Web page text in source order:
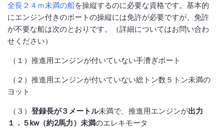
全長２４ｍ未満の船を操縦するのに必要な資格です。基本的
にエンジン付きのボートの操縦には免許が必要ですが、免許
が不要な船は次のとおりです。（詳細についてはお問い合わ
せください）
（１）推進用エンジンが付いていない手漕ぎボート
（２）推進用エンジンが付いていない総トン数５トン未満の
ヨット
（３） 登録長が３メートル未満で、推進用エンジンが出力
１．５kw（約2馬力）未満のエレキモータ